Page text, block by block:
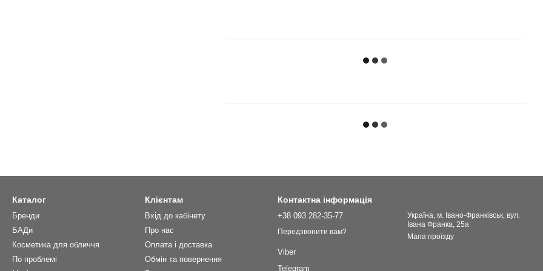
Каталог
Бренди
БАДи
Косметика для обличчя
По проблемі
Клієнтам
Вхід до кабінету
Про нас
Оплата і доставка
Обмін та повернення
Контактна інформація
+38 093 282-35-77
Передзвонити вам?
Viber
Telegram
Українa, м. Івано-Франківськ, вул.
Івана Франка, 25а
Мапа проїзду